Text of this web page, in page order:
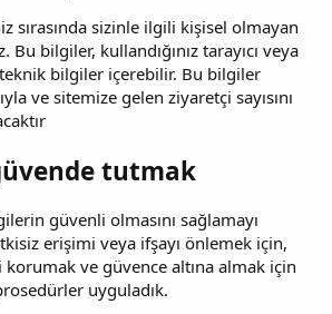
sırasında sizinle ilgili kişisel olmayan
bilgiler, kullandığınız tarayıcı veya
bilgiler içerebilir. Bu bilgiler
ve sitemize gelen ziyaretçi sayısını
tutmak
güvenli olmasını sağlamayı
erişimi veya ifşayı önlemek için,
korumak ve güvence altına almak için
uyguladık.